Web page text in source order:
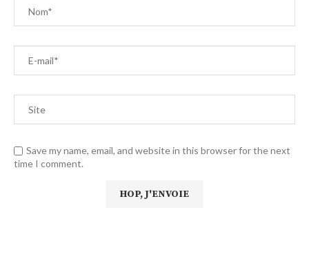
Save my name, email, and website in this browser for the next
time I comment.